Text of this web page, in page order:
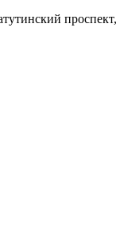
проспект,